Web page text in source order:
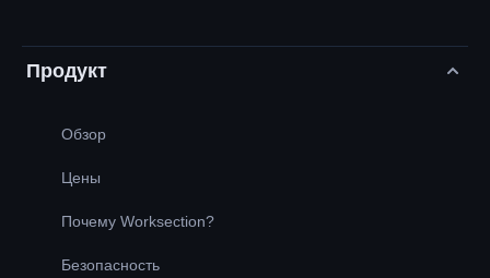
Продукт
Обзор
Цены
Почему Worksection?
Безопасность